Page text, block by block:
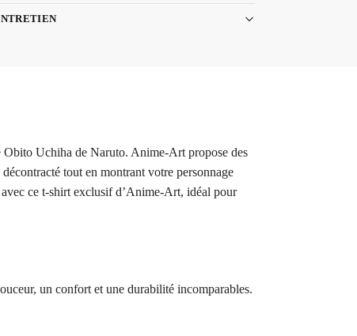
Obito Uchiha de Naruto. Anime-Art propose des
tout en montrant votre personnage
ce t-shirt exclusif d’Anime-Art, idéal pour
un confort et une durabilité incomparables.